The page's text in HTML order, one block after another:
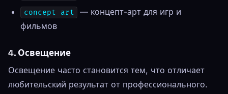
concept art
— концепт-арт для игр и
фильмов
4. Освещение
Освещение часто становится тем, что отличает
любительский результат от профессионального.